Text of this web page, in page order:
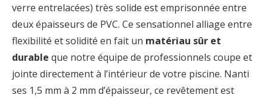
verre entrelacées) très solide est emprisonnée entre
deux épaisseurs de PVC. Ce sensationnel alliage entre
flexibilité et solidité en fait un matériau sûr et
durable que notre équipe de professionnels coupe et
jointe directement à l’intérieur de votre piscine. Nanti
ses 1,5 mm à 2 mm d’épaisseur, ce revêtement est